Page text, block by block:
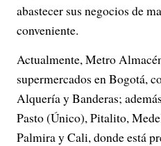
abastecer sus negocios de
conveniente.
Actualmente, Metro
supermercados en Bogotá,
Alquería y Banderas;
Pasto (Único), Pitalito,
Palmira y Cali, donde está